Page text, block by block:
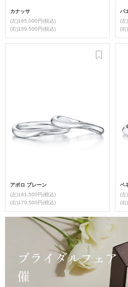
カナッサ
(左)165,000円(税込)
(右)159,500円(税込)
パ
(左
(右
アポロ プレーン
(左)181,500円(税込)
(右)170,500円(税込)
ペ
(左
(右
ブライダルフェ
催